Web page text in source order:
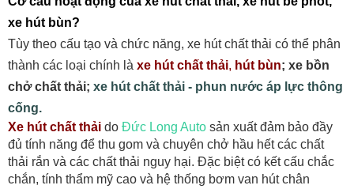
xe hút bùn?
Tùy theo cấu tạo và chức năng, xe hút chất thải có thể phân
thành các loại chính là xe hút chất thải, hút bùn; xe bồn
chở chất thải; xe hút chất thải - phun nước áp lực thông
cống.
Xe hút chất thải do Đức Long Auto sản xuất đảm bảo đầy
đủ tính năng để thu gom và chuyên chở hầu hết các chất
thải rắn và các chất thải nguy hại. Đặc biệt có kết cấu chắc
chắn, tính thẩm mỹ cao và hệ thống bơm van hút chân